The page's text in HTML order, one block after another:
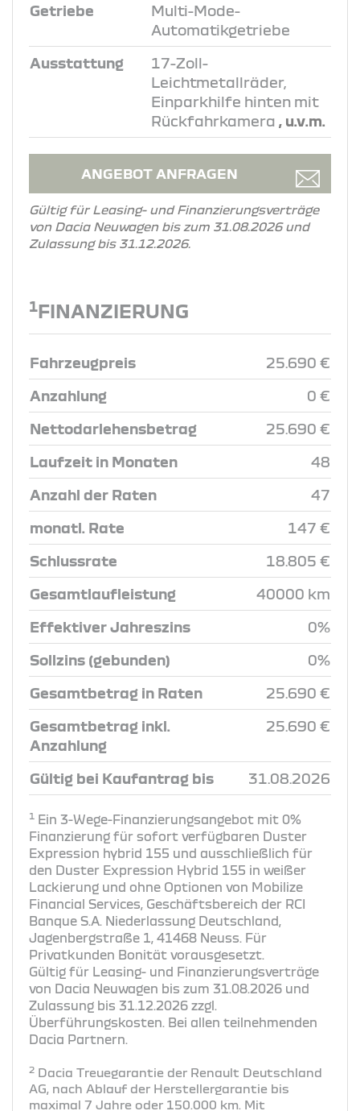
Getriebe
Multi-Mode-
Automatikgetriebe
Ausstattung
17-Zoll-
Leichtmetallräder,
Einparkhilfe hinten mit
Rückfahrkamera , u.v.m.
ANGEBOT ANFRAGEN
Gültig für Leasing- und Finanzierungsverträge
von Dacia Neuwagen bis zum 31.08.2026 und
Zulassung bis 31.12.2026.
1FINANZIERUNG
Fahrzeugpreis 25.690 €
Anzahlung 0 €
Nettodarlehensbetrag 25.690 €
Laufzeit in Monaten 48
Anzahl der Raten 47
monatl. Rate 147 €
Schlussrate 18.805 €
Gesamtlaufleistung 40000 km
Effektiver Jahreszins 0%
Sollzins (gebunden) 0%
Gesamtbetrag in Raten 25.690 €
Gesamtbetrag inkl.
Anzahlung
25.690 €
Gültig bei Kaufantrag bis 31.08.2026
1 Ein 3-Wege-Finanzierungsangebot mit 0%
Finanzierung für sofort verfügbaren Duster
Expression hybrid 155 und ausschließlich für
den Duster Expression Hybrid 155 in weißer
Lackierung und ohne Optionen von Mobilize
Financial Services, Geschäftsbereich der RCI
Banque S.A. Niederlassung Deutschland,
Jagenbergstraße 1, 41468 Neuss. Für
Privatkunden Bonität vorausgesetzt.
Gültig für Leasing- und Finanzierungsverträge
von Dacia Neuwagen bis zum 31.08.2026 und
Zulassung bis 31.12.2026 zzgl.
Überführungskosten. Bei allen teilnehmenden
Dacia Partnern.
2 Dacia Treuegarantie der Renault Deutschland
AG, nach Ablauf der Herstellergarantie bis
maximal 7 Jahre oder 150.000 km. Mit